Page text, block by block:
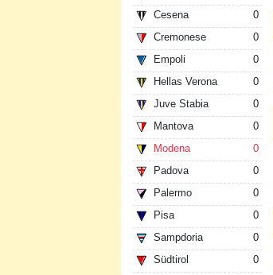
Cesena
0
Cremonese
0
Empoli
0
Hellas Verona
0
Juve Stabia
0
Mantova
0
Modena
0
Padova
0
Palermo
0
Pisa
0
Sampdoria
0
Südtirol
0